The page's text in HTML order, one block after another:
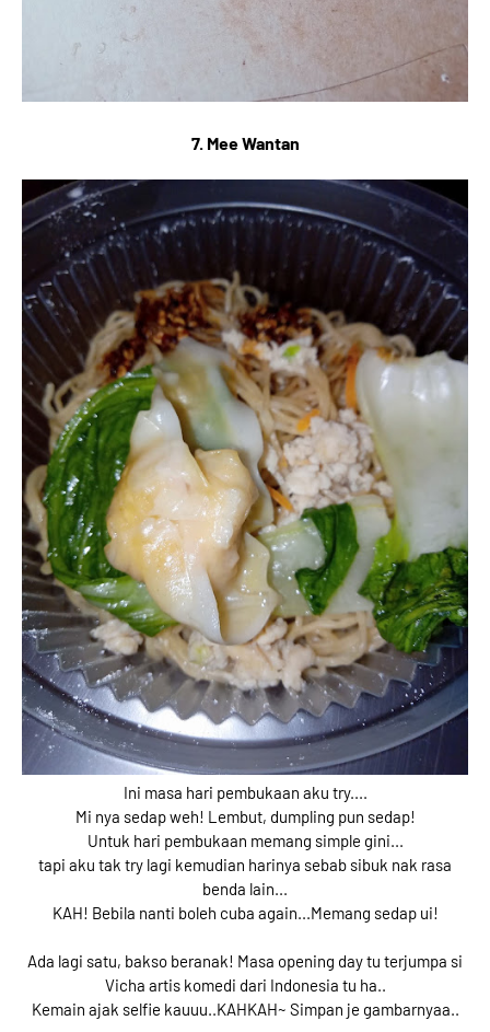
7. Mee Wantan
Ini masa hari pembukaan aku try....
Mi nya sedap weh! Lembut, dumpling pun sedap!
Untuk hari pembukaan memang simple gini...
tapi aku tak try lagi kemudian harinya sebab sibuk nak rasa
benda lain...
KAH! Bebila nanti boleh cuba again...Memang sedap ui!
Ada lagi satu, bakso beranak! Masa opening day tu terjumpa si
Vicha artis komedi dari Indonesia tu ha..
Kemain ajak selfie kauuu..KAHKAH~ Simpan je gambarnyaa..